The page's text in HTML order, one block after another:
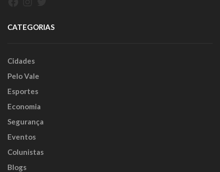
CATEGORIAS
Cidades
Pelo Vale
Esportes
Economia
Segurança
Eventos
Colunistas
Blogs